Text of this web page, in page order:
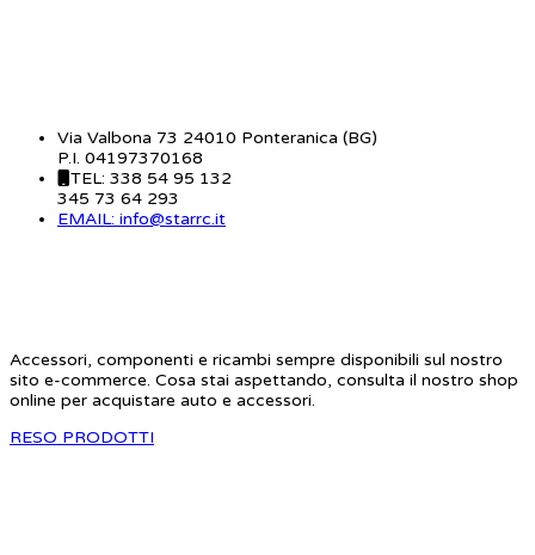
Via Valbona 73 24010 Ponteranica (BG)
P.I. 04197370168
TEL: 338 54 95 132
345 73 64 293
EMAIL: info@starrc.it
Accessori, componenti e ricambi sempre disponibili sul nostro
sito e-commerce. Cosa stai aspettando, consulta il nostro shop
online per acquistare auto e accessori.
RESO PRODOTTI